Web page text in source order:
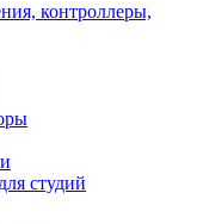
контроллеры,
студий